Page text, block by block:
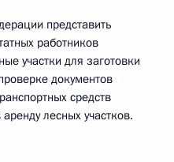
представить
работников
участки для заготовки
документов
средств
лесных участков.